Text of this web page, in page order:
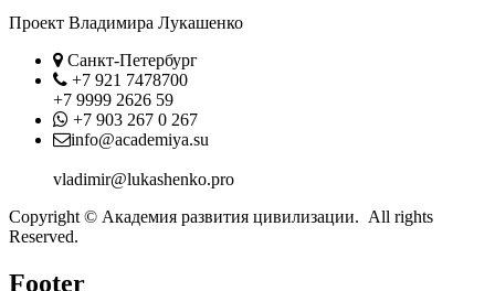
Проект Владимира Лукашенко
Location
Санкт-Петербург
Phone
+7 921 7478700
+7 9999 2626 59
Whatsapp
+7 903 267 0 267
Contact
info@academiya.su
vladimir@lukashenko.pro
Copyright © Академия развития цивилизации. All rights
Reserved.
Footer